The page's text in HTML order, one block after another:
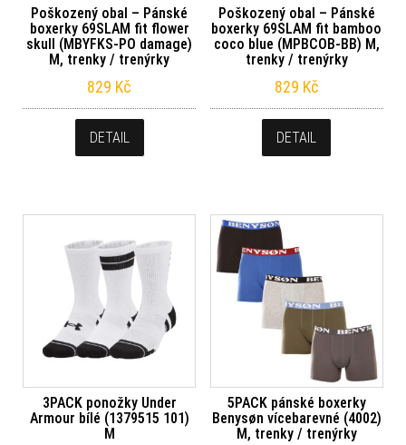
Poškozený obal – Pánské
boxerky 69SLAM fit flower
skull (MBYFKS-PO damage)
M, trenky / trenýrky
829 Kč
DETAIL
Poškozený obal – Pánské
boxerky 69SLAM fit bamboo
coco blue (MPBCOB-BB) M,
trenky / trenýrky
829 Kč
DETAIL
3PACK ponožky Under
Armour bílé (1379515 101)
M
5PACK pánské boxerky
Benysøn vícebarevné (4002)
M, trenky / trenýrky